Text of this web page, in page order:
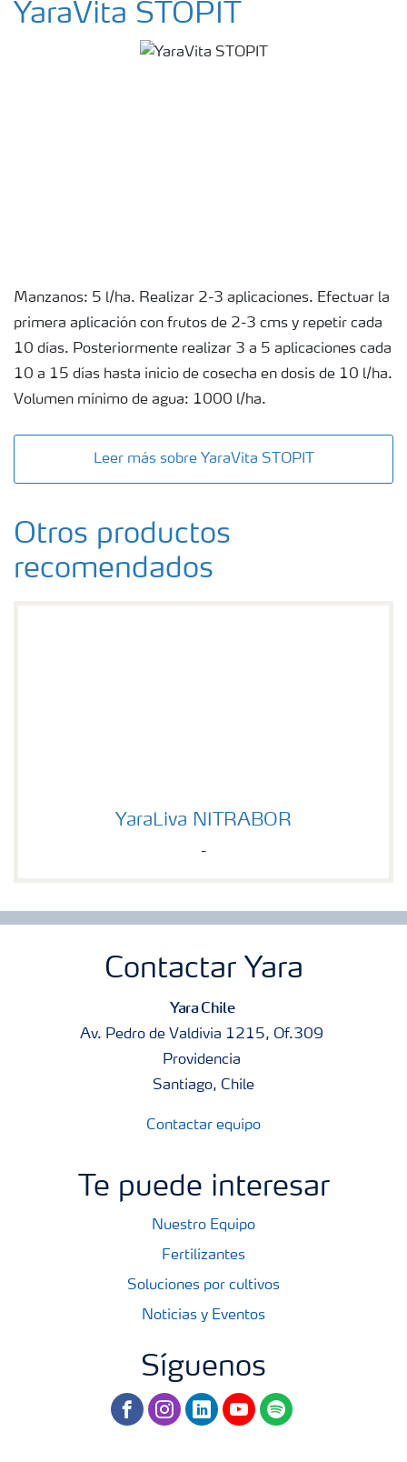
YaraVita STOPIT
Manzanos: 5 l/ha. Realizar 2-3 aplicaciones. Efectuar la
primera aplicación con frutos de 2-3 cms y repetir cada
10 días. Posteriormente realizar 3 a 5 aplicaciones cada
10 a 15 días hasta inicio de cosecha en dosis de 10 l/ha.
Volumen mínimo de agua: 1000 l/ha.
Leer más sobre YaraVita STOPIT
Otros productos
recomendados
YaraLiva NITRABOR
YaraLiva NITRABOR
-
Contactar Yara
Yara Chile
Av. Pedro de Valdivia 1215, Of.309
Providencia
Santiago, Chile
Contactar equipo
Te puede interesar
Nuestro Equipo
Fertilizantes
Soluciones por cultivos
Noticias y Eventos
Síguenos
facebookinstagram
linkedinyoutubespotify